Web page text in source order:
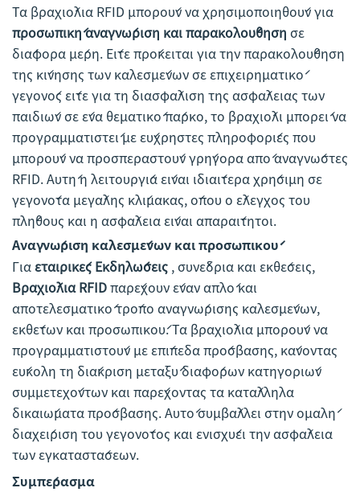
Τα βραχιόλια RFID μπορούν να χρησιμοποιηθούν για
προσωπική αναγνώριση και παρακολούθηση σε
διάφορα μέρη. Είτε πρόκειται για την παρακολούθηση
της κίνησης των καλεσμένων σε επιχειρηματικό
γεγονός είτε για τη διασφάλιση της ασφάλειας των
παιδιών σε ένα θεματικό πάρκο, το βραχιόλι μπορεί να
προγραμματιστεί με εύχρηστες πληροφορίες που
μπορούν να προσπεραστούν γρήγορα από αναγνώστες
RFID. Αυτή η λειτουργία είναι ιδιαίτερα χρήσιμη σε
γεγονότα μεγάλης κλίμακας, όπου ο έλεγχος του
πλήθους και η ασφάλεια είναι απαραίτητοι.
Αναγνώριση καλεσμένων και προσωπικού
Για εταιρικές Εκδηλώσεις , συνέδρια και εκθέσεις,
Βραχιόλια RFIDπαρέχουν έναν απλό και
αποτελεσματικό τρόπο αναγνώρισης καλεσμένων,
εκθέτων και προσωπικού. Τα βραχιόλια μπορούν να
προγραμματιστούν με επίπεδα πρόσβασης, κάνοντας
εύκολη τη διάκριση μεταξύ διαφόρων κατηγοριών
συμμετεχόντων και παρέχοντας τα κατάλληλα
δικαιώματα πρόσβασης. Αυτό συμβάλλει στην ομαλή
διαχείριση του γεγονότος και ενισχύει την ασφάλεια
των εγκαταστάσεων.
Συμπέρασμα